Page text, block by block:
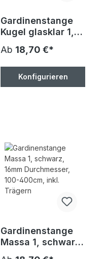
Gardinenstange
Kugel glasklar 1,
Durchmesser,
100-400cm, inkl.
Trägern
Ab 18,70 €*
Konfigurieren
Gardinenstange
Massa 1, schwarz,